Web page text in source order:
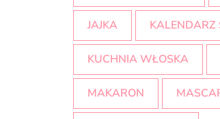
JAJKA
KUCHNIA WŁOSKA
MAKARON